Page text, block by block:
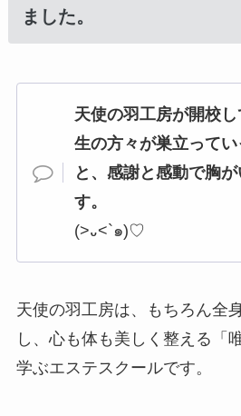
ました。
天使の羽工房が開校
生の方々が巣立ってい
と、感謝と感動で胸
す。
(>᎑<`๑)♡
天使の羽工房は、もちろん全
し、心も体も美しく整える「
学ぶエステスクールです。